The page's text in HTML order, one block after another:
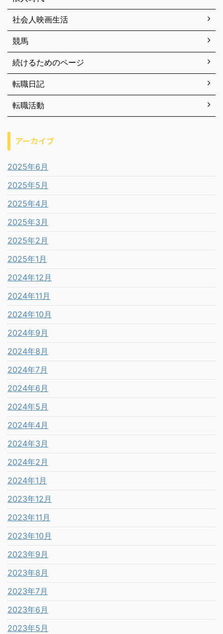
社会人映画生活
競馬
続けるためのページ
転職日記
転職活動
アーカイブ
2025年6月
2025年5月
2025年4月
2025年3月
2025年2月
2025年1月
2024年12月
2024年11月
2024年10月
2024年9月
2024年8月
2024年7月
2024年6月
2024年5月
2024年4月
2024年3月
2024年2月
2024年1月
2023年12月
2023年11月
2023年10月
2023年9月
2023年8月
2023年7月
2023年6月
2023年5月